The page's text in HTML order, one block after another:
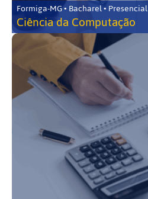
Formiga-MG • Bacharel • Presencial
Ciência da Computação